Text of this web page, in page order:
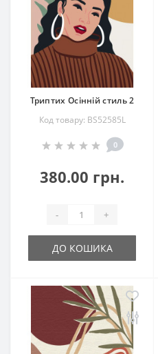
Триптих Осінній стиль 2
Код товару: BS52585L
0
380.00 грн.
- +
ДО КОШИКА